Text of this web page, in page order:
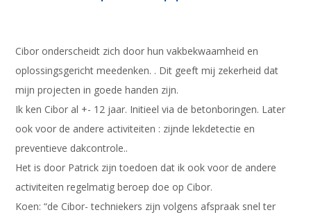
Cibor onderscheidt zich door hun vakbekwaamheid en
oplossingsgericht meedenken. . Dit geeft mij zekerheid dat
mijn projecten in goede handen zijn.
Ik ken Cibor al +- 12 jaar. Initieel via de betonboringen. Later
ook voor de andere activiteiten : zijnde lekdetectie en
preventieve dakcontrole..
Het is door Patrick zijn toedoen dat ik ook voor de andere
activiteiten regelmatig beroep doe op Cibor.
Koen: “de Cibor- techniekers zijn volgens afspraak snel ter